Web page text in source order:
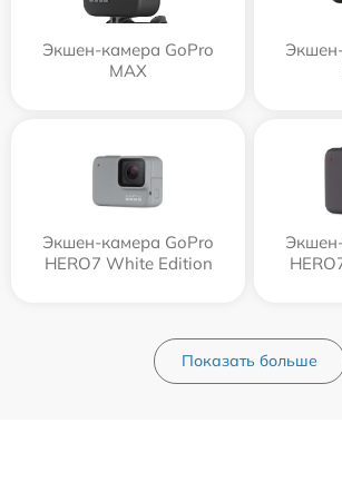
Экшен-камера GoPro
MAX
Экшен-камера GoPro
HERO7 White Edition
Показать больше